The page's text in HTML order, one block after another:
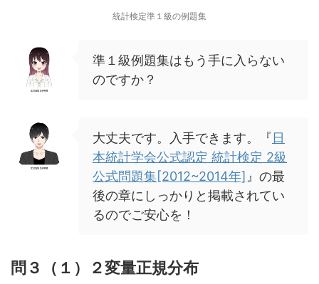
統計検定準１級の例題集
準１級例題集はもう手に入らない
のですか？
大丈夫です。入手できます。『 日
本統計学会公式認定 統計検定 2級
公式問題集[2012~2014年] 』の最
後の章にしっかりと掲載されてい
るのでご安心を！
問３（１）２変量正規分布